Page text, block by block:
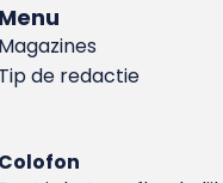
Menu
Magazines
Tip de redactie
Colofon